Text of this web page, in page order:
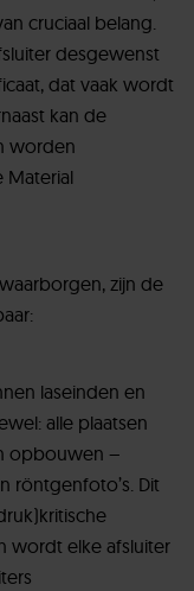
cruciaal belang.
desgewenst
dat vaak wordt
kan de
worden
Material
zijn de
laseinden en
alle plaatsen
opbouwen –
röntgenfoto’s. Dit
wordt elke afsluiter